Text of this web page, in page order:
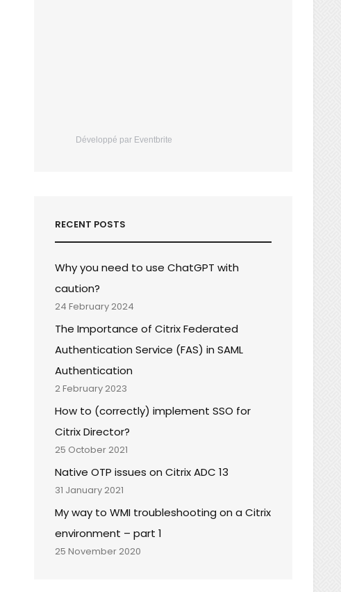
Développé par Eventbrite
RECENT POSTS
Why you need to use ChatGPT with
caution?
24 February 2024
The Importance of Citrix Federated
Authentication Service (FAS) in SAML
Authentication
2 February 2023
How to (correctly) implement SSO for
Citrix Director?
25 October 2021
Native OTP issues on Citrix ADC 13
31 January 2021
My way to WMI troubleshooting on a Citrix
environment – part 1
25 November 2020